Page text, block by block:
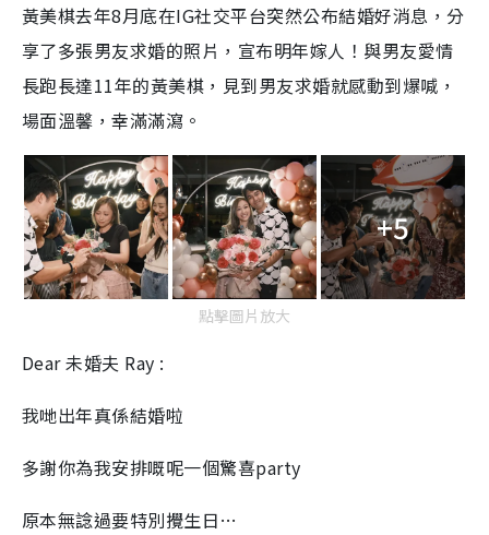
t
e
e
d
7
8
%
a
i
i
n
g
T
s
c
e
e
黃美棋去年8月底在IG社交平台突然公布結婚好消息，分
享了多張男友求婚的照片，宣布明年嫁人！與男友愛情
長跑長達11年的黃美棋，見到男友求婚就感動到爆喊，
場面溫馨，幸滿滿瀉。
+5
點擊圖片放大
Dear 未婚夫 Ray :
我哋出年真係結婚啦
多謝你為我安排嘅呢一個驚喜party
原本無諗過要特別攪生日…